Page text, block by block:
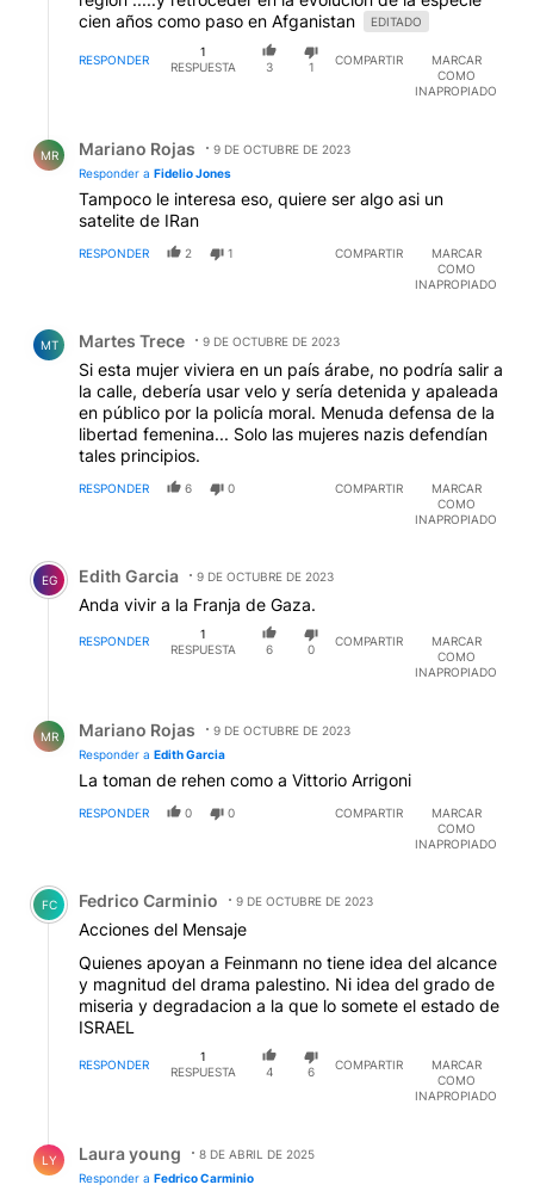
cien años como paso en Afganistan
EDITADO
RESPONDER
1
RESPUESTA
3 1
COMPARTIR
MARCAR
COMO
INAPROPIADO
MR Mariano Rojas
9 DE OCTUBRE DE 2023
Responder a Fidelio Jones
Tampoco le interesa eso, quiere ser algo asi un
satelite de IRan
RESPONDER 2 1 COMPARTIR
MARCAR
COMO
INAPROPIADO
MT Martes Trece 9 DE OCTUBRE DE 2023
Si esta mujer viviera en un país árabe, no podría salir a
la calle, debería usar velo y sería detenida y apaleada
en público por la policía moral. Menuda defensa de la
libertad femenina... Solo las mujeres nazis defendían
tales principios.
RESPONDER 6 0 COMPARTIR
MARCAR
COMO
INAPROPIADO
Comentario de Edith Garcia.
EG Edith Garcia 9 DE OCTUBRE DE 2023
Anda vivir a la Franja de Gaza.
RESPONDER
1
RESPUESTA
6 0
COMPARTIR
MARCAR
COMO
INAPROPIADO
MR Mariano Rojas
9 DE OCTUBRE DE 2023
Responder a Edith Garcia
La toman de rehen como a Vittorio Arrigoni
RESPONDER 0 0 COMPARTIR
MARCAR
COMO
INAPROPIADO
Comentario de Fedrico Carminio.
FC Fedrico Carminio 9 DE OCTUBRE DE 2023
Acciones del Mensaje
Quienes apoyan a Feinmann no tiene idea del alcance
y magnitud del drama palestino. Ni idea del grado de
miseria y degradacion a la que lo somete el estado de
ISRAEL
RESPONDER
1
RESPUESTA
4 6
COMPARTIR
MARCAR
COMO
INAPROPIADO
LY Laura young
8 DE ABRIL DE 2025
Responder a Fedrico Carminio